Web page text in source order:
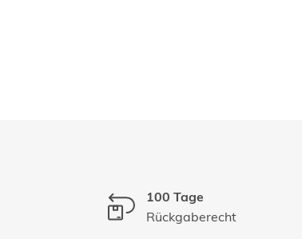
100 Tage
Rückgaberecht